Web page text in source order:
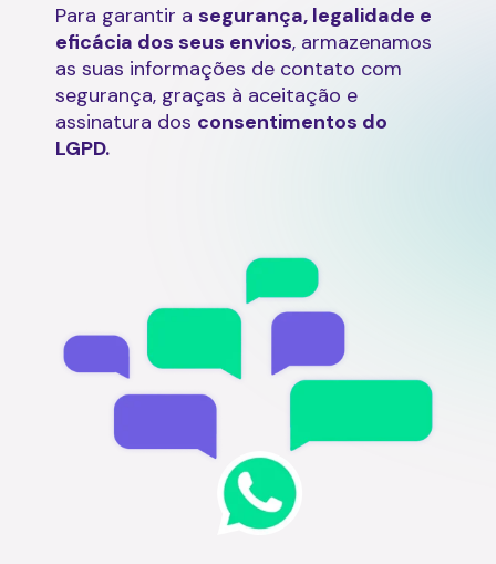
Para garantir a segurança, legalidade e
eficácia dos seus envios, armazenamos
as suas informações de contato com
segurança, graças à aceitação e
assinatura dos consentimentos do
LGPD.